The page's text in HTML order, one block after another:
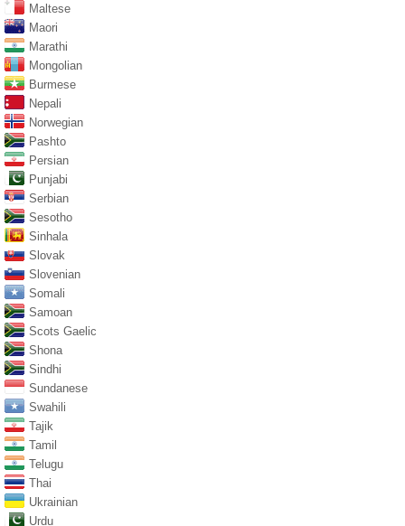
Maltese
Maori
Marathi
Mongolian
Burmese
Nepali
Norwegian
Pashto
Persian
Punjabi
Serbian
Sesotho
Sinhala
Slovak
Slovenian
Somali
Samoan
Scots Gaelic
Shona
Sindhi
Sundanese
Swahili
Tajik
Tamil
Telugu
Thai
Ukrainian
Urdu